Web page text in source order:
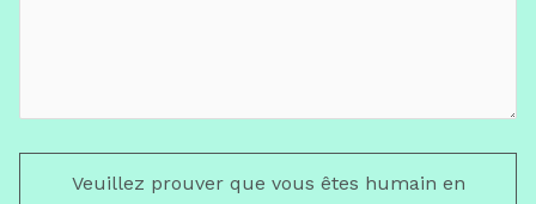
Veuillez prouver que vous êtes humain en